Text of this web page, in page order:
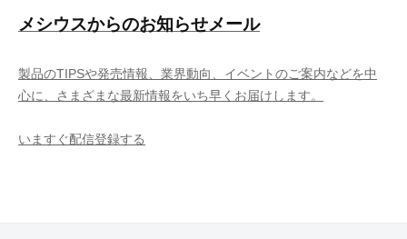
メシウスからのお知らせメール
製品のTIPSや発売情報、業界動向、イベントのご案内などを中
心に、さまざまな最新情報をいち早くお届けします。
いますぐ配信登録する